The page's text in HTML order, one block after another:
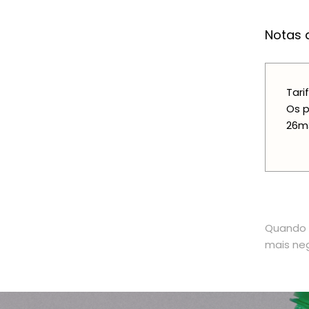
Notas
Os
mais